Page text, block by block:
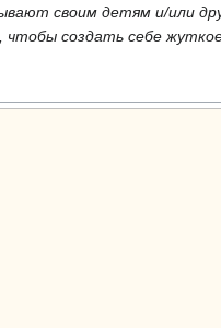
своим детям и/или
, чтобы создать себе